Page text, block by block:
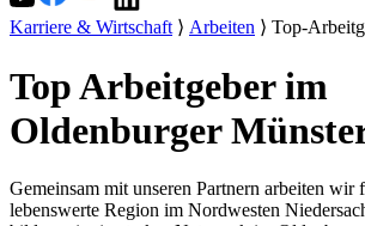
Karriere & Wirtschaft⟩ Arbeiten ⟩ Top-
Top Arbeitgeber im
Oldenburger
Gemeinsam mit unseren Partnern arbeiten wir
lebenswerte Region im Nordwesten